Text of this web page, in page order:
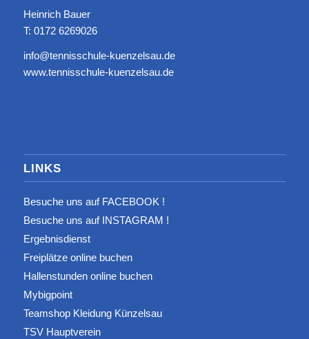
Heinrich Bauer
T: 0172 6269026
info@tennisschule-kuenzelsau.de
www.tennisschule-kuenzelsau.de
LINKS
Besuche uns auf FACEBOOK !
Besuche uns auf INSTAGRAM !
Ergebnisdienst
Freiplätze online buchen
Hallenstunden online buchen
Mybigpoint
Teamshop Kleidung Künzelsau
TSV Hauptverein